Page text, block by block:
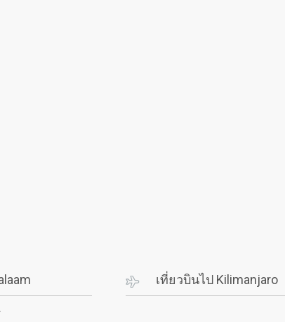
เที่ยวบินไป Kilimanjaro